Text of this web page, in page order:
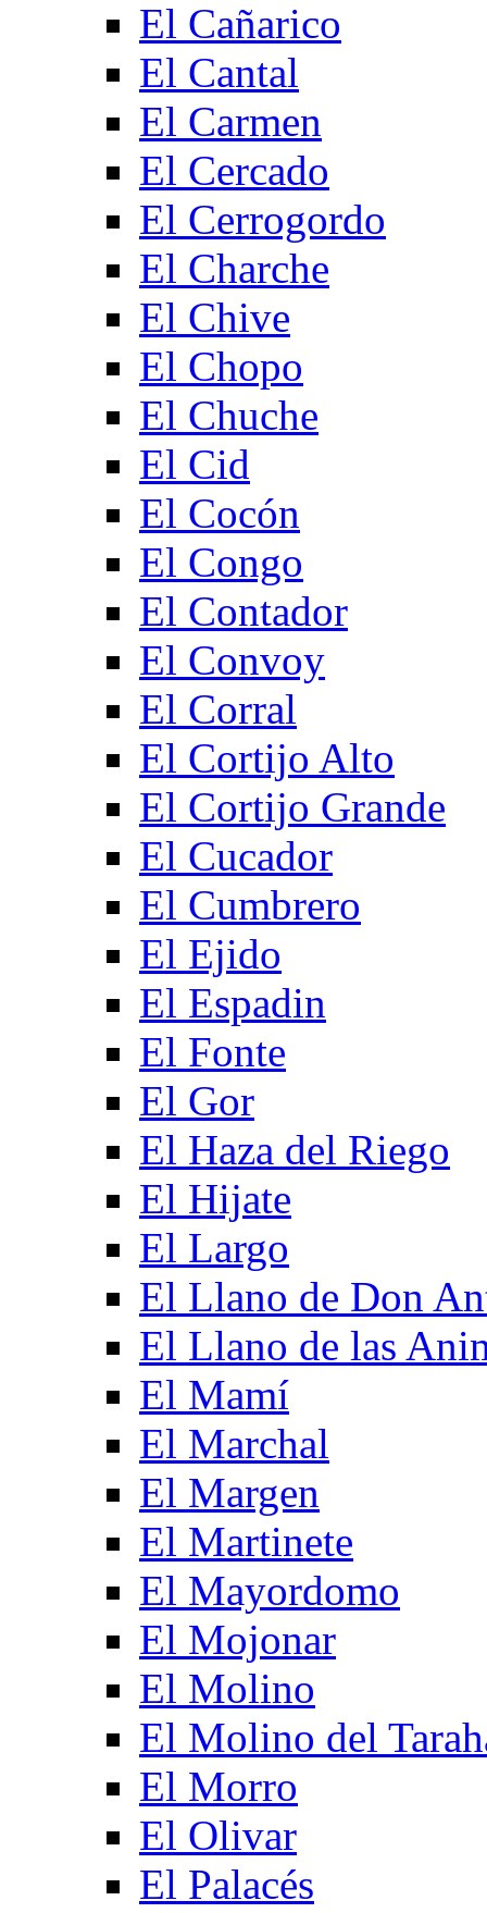
El Cañarico
El Cantal
El Carmen
El Cercado
El Cerrogordo
El Charche
El Chive
El Chopo
El Chuche
El Cid
El Cocón
El Congo
El Contador
El Convoy
El Corral
El Cortijo Alto
El Cortijo Grande
El Cucador
El Cumbrero
El Ejido
El Espadin
El Fonte
El Gor
El Haza del Riego
El Hijate
El Largo
El Llano de Don
El Llano de las
El Mamí
El Marchal
El Margen
El Martinete
El Mayordomo
El Mojonar
El Molino
El Molino del
El Morro
El Olivar
El Palacés